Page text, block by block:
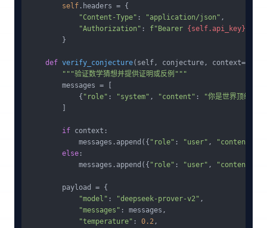
self .headers = {
"Content-Type" : "application/json" ,
"Authorization" : f"Bearer {self.api_key}
        }
def verify_conjecture( self, conjecture, context=
"""验证数学猜想并提供证明或反例"""
        messages = [
            {
"role" : "system" , "content" :
"你是世界顶级数
if context:
            messages.append({
"role" : "user" , "content"
else :
            messages.append({
"role" : "user" , "content"
        payload = {
"model" : "deepseek-prover-v2" ,
"messages" : messages,
"temperature" : 0.2,